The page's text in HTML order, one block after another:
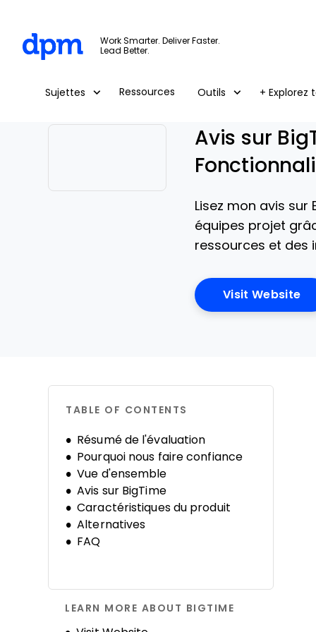
Skip to main content
Work Smarter. Deliver Faster.
Lead Better.
Sujettes Ressources Outils + Explorez
Avis sur
Lisez mon avis
équipes projet
ressources et des
Visit Website
TABLE OF CONTENTS
Résumé de l'évaluation
Pourquoi nous faire confiance
Vue d'ensemble
Avis sur BigTime
Caractéristiques du produit
Alternatives
FAQ
LEARN MORE ABOUT BIGTIME